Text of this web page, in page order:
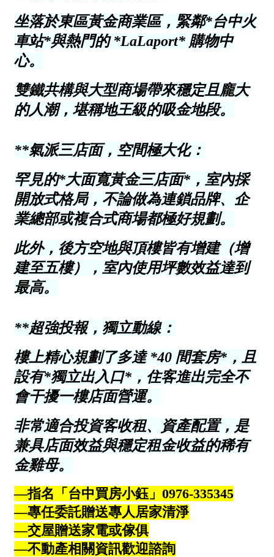
金門連江
3樓 4樓
21樓以上
格局
不拘
1房
2房 3房
4房 5房以上
5-10 年 10-20 年
20-30 年
40 年以上
售價